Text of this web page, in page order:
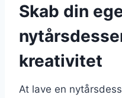
Skab din
kreativitet
At lave en